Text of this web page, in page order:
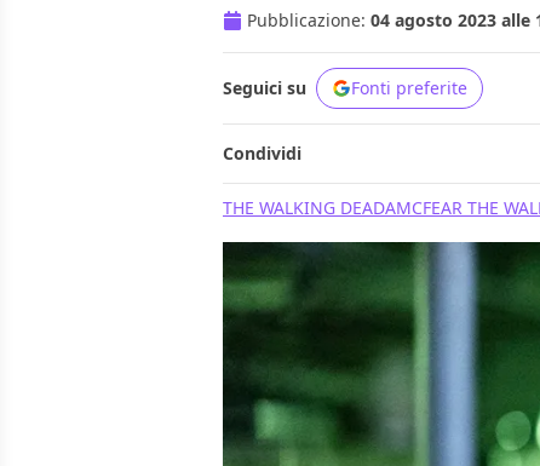
Pubblicazione: 04 agosto 2023 alle
Seguici su Fonti preferite
Condividi
THE WALKING DEADAMCFEAR THE